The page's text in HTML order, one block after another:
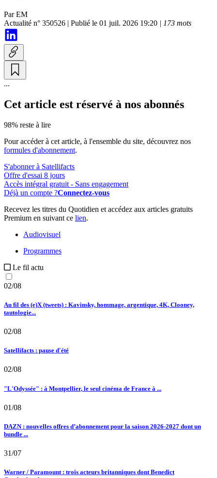
ParEM
Actualité n° 350526 | Publié le 01 juil. 2026 19:20 | 173 mots
...
Cet article est réservé à nos abonnés
98% reste à lire
Pour accéder à cet article, à l'ensemble du site, découvrez nos
formules d'abonnement.
S'abonner à Satellifacts
Offre d'essai 8 jours
Accès intégral gratuit - Sans engagement
Déjà un compte ?Connectez-vous
Recevez les titres du Quotidien et accédez aux articles gratuits
Premium en suivant ce lien.
Audiovisuel
Programmes
Le fil actu
02/08
Au fil des (e)X (tweets) : Kavinsky, hommage, argentique, 4K, Clooney,
tautologie...
02/08
Satellifacts : pause d'été
02/08
"L'Odyssée" : à Montpellier, le seul cinéma de France à ...
01/08
DAZN : nouvelles offres d’abonnement pour la saison 2026-2027 dont un
bundle ...
31/07
Warner / Paramount : trois acteurs britanniques dont Benedict